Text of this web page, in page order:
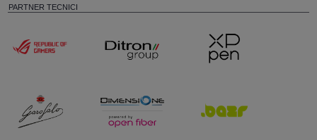
PARTNER TECNICI